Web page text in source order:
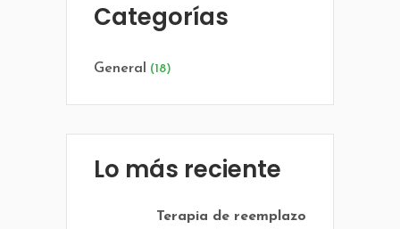
Categorías
General (18)
Lo más reciente
Terapia de reemplazo